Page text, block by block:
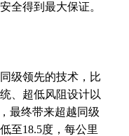
全得到最大保证。
级领先的技术，比
、超低风阻设计以
最终带来超越同级
至18.5度，每公里